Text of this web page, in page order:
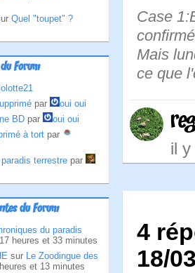
Quel "toupet" ?
Forum
lolotte21
par
oui oui
BD par
oui oui
à tort par
terrestre par
du Forum
du paradis
heures et 33 minutes
sur Le Zoodingue des
et 13 minutes
Case
Mais
ce que
il
4
18/